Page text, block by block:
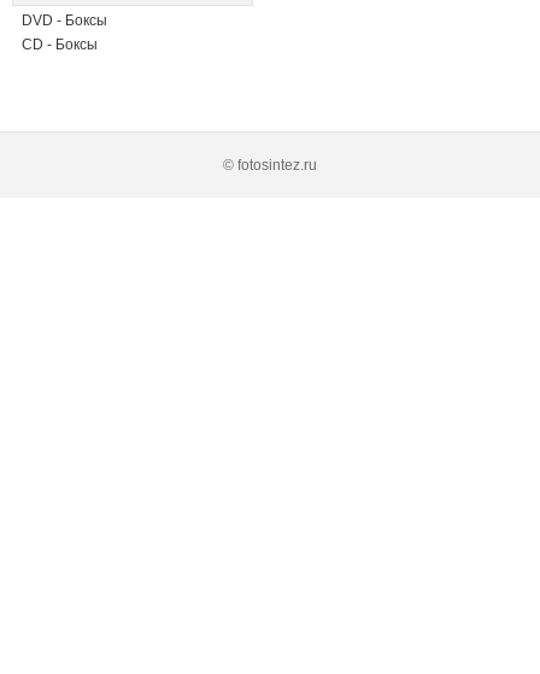
DVD - Боксы
CD - Боксы
© fotosintez.ru